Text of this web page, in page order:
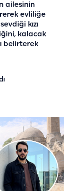
ailesinin
evliliğe
kızı
kalacak
belirterek